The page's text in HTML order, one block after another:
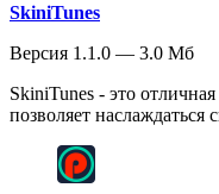
SkiniTunes
Версия 1.1.0 — 3.0 Мб
SkiniTunes - это
позволяет